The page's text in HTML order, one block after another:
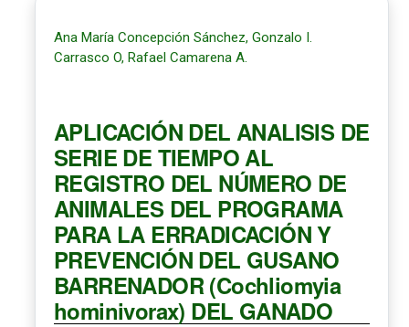
Ana María Concepción Sánchez, Gonzalo I.
Carrasco O, Rafael Camarena A.
APLICACIÓN DEL ANALISIS DE
SERIE DE TIEMPO AL
REGISTRO DEL NÚMERO DE
ANIMALES DEL PROGRAMA
PARA LA ERRADICACIÓN Y
PREVENCIÓN DEL GUSANO
BARRENADOR (Cochliomyia
hominivorax) DEL GANADO